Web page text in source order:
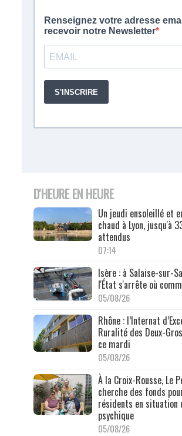
D'HEURE EN HEURE
Un jeudi ensoleillé et
chaud à Lyon, jusqu'à
attendus
07:14
Isère : à Salaise-sur-
l'État s'arrête où
05/08/26
Rhône : l’Internat
Ruralité des Deux-
ce mardi
05/08/26
À la Croix-Rousse, Le
cherche des fonds
résidents en situation
psychique
05/08/26